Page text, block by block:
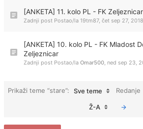
[ANKETA] 11. kolo PL - FK
Zadnji post Postao/la 19tm87, čet sep 27,
[ANKETA] 10. kolo PL - FK Mladost
Zeljeznicar
Zadnji post Postao/la Omar500, ned sep 23,
Prikaži teme “stare”: Sve teme Redanje
Ž-A